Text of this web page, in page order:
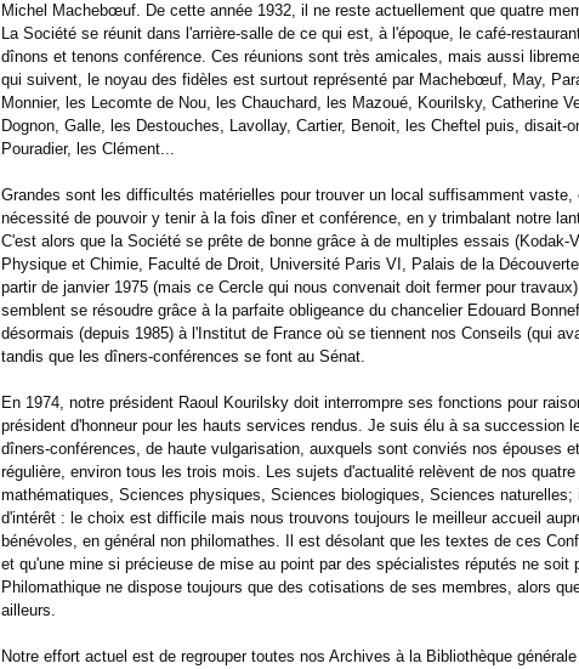
Michel Machebœuf. De cette année 1932, il ne reste actuellement que quatre
La Société se réunit dans l'arrière-salle de ce qui est, à l'époque, le café-
dînons et tenons conférence. Ces réunions sont très amicales, mais aussi
qui suivent, le noyau des fidèles est surtout représenté par Machebœuf, May,
Monnier, les Lecomte de Nou, les Chauchard, les Mazoué, Kourilsky, Catherine
Dognon, Galle, les Destouches, Lavollay, Cartier, Benoit, les Cheftel puis, disait-
Pouradier, les Clément...
Grandes sont les difficultés matérielles pour trouver un local suffisamment vaste,
nécessité de pouvoir y tenir à la fois dîner et conférence, en y trimbalant notre
C'est alors que la Société se prête de bonne grâce à de multiples essais (Kodak-
Physique et Chimie, Faculté de Droit, Université Paris VI, Palais de la
partir de janvier 1975 (mais ce Cercle qui nous convenait doit fermer pour
semblent se résoudre grâce à la parfaite obligeance du chancelier Edouard
désormais (depuis 1985) à l'Institut de France où se tiennent nos Conseils (qui
tandis que les dîners-conférences se font au Sénat.
En 1974, notre président Raoul Kourilsky doit interrompre ses fonctions pour
président d'honneur pour les hauts services rendus. Je suis élu à sa succession
dîners-conférences, de haute vulgarisation, auxquels sont conviés nos épouses
régulière, environ tous les trois mois. Les sujets d'actualité relèvent de nos
mathématiques, Sciences physiques, Sciences biologiques, Sciences
d'intérêt : le choix est difficile mais nous trouvons toujours le meilleur accueil
bénévoles, en général non philomathes. Il est désolant que les textes de ces
et qu'une mine si précieuse de mise au point par des spécialistes réputés ne soit
Philomathique ne dispose toujours que des cotisations de ses membres, alors
ailleurs.
Notre effort actuel est de regrouper toutes nos Archives à la Bibliothèque